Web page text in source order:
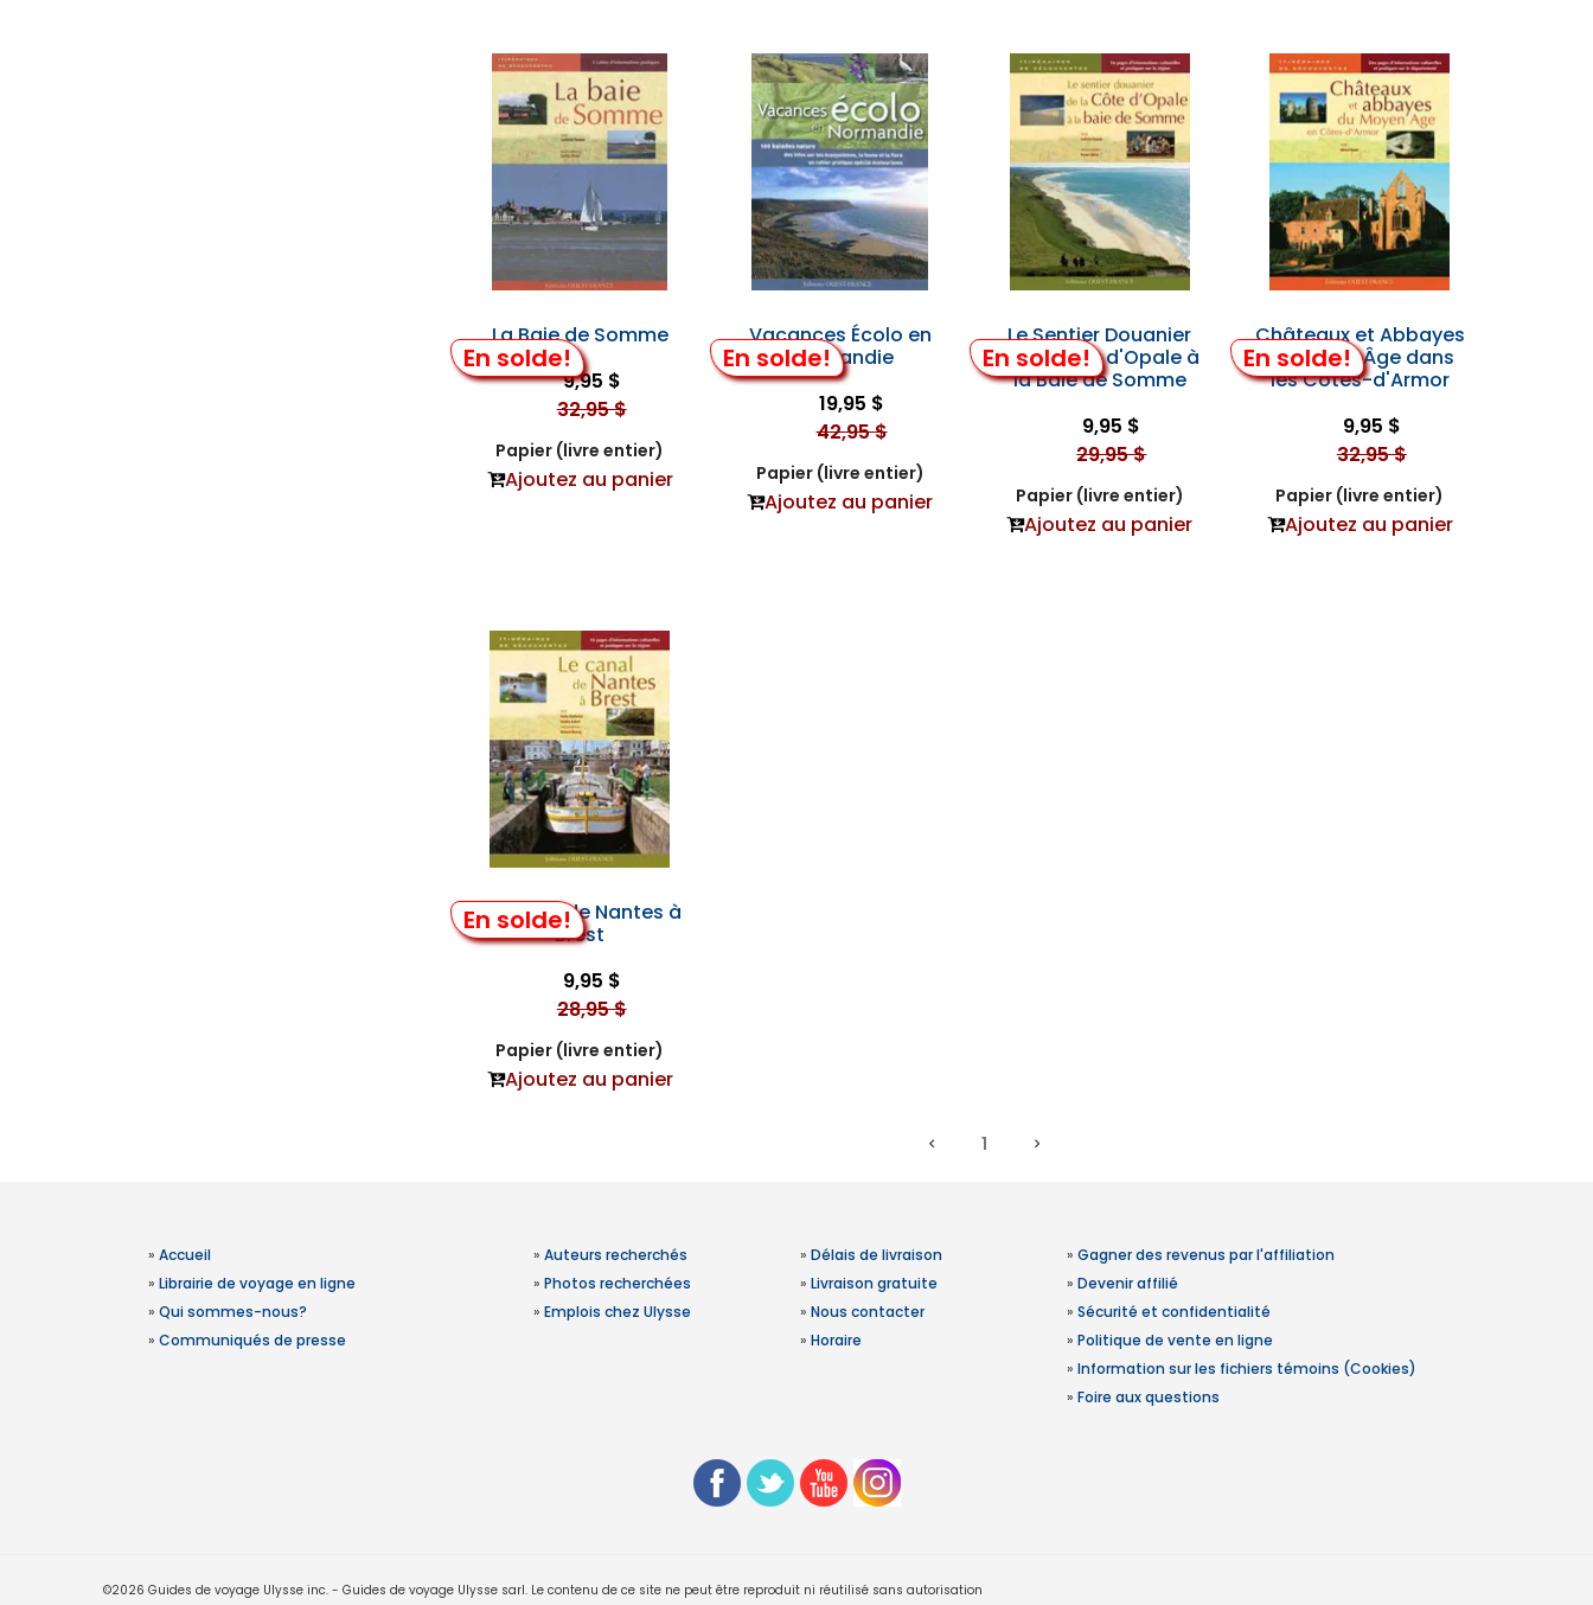
En solde!
La Baie de Somme
9,95 $
32,95 $
Papier (livre entier)
Ajoutez au panier
En solde!
Vacances Écolo en
Normandie
19,95 $
42,95 $
Papier (livre entier)
Ajoutez au panier
En solde!
Le Sentier Douanier
de la Côte d'Opale à
la Baie de Somme
9,95 $
29,95 $
Papier (livre entier)
Ajoutez au panier
En solde!
Châteaux et Abbayes
du Moyen Âge dans
les Côtes-d'Armor
9,95 $
32,95 $
Papier (livre entier)
Ajoutez au panier
En solde!
Le Canal de Nantes à
Brest
9,95 $
28,95 $
Papier (livre entier)
Ajoutez au panier
1
» Accueil
» Librairie de voyage en ligne
» Qui sommes-nous?
» Communiqués de presse
» Auteurs recherchés
» Photos recherchées
» Emplois chez Ulysse
» Délais de livraison
» Livraison gratuite
» Nous contacter
» Horaire
» Gagner des revenus par l'affiliation
» Devenir affilié
» Sécurité et confidentialité
» Politique de vente en ligne
» Information sur les fichiers témoins (Cookies)
» Foire aux questions
©2026 Guides de voyage Ulysse inc. - Guides de voyage Ulysse sarl. Le contenu de ce site ne peut être reproduit ni réutilisé sans autorisation